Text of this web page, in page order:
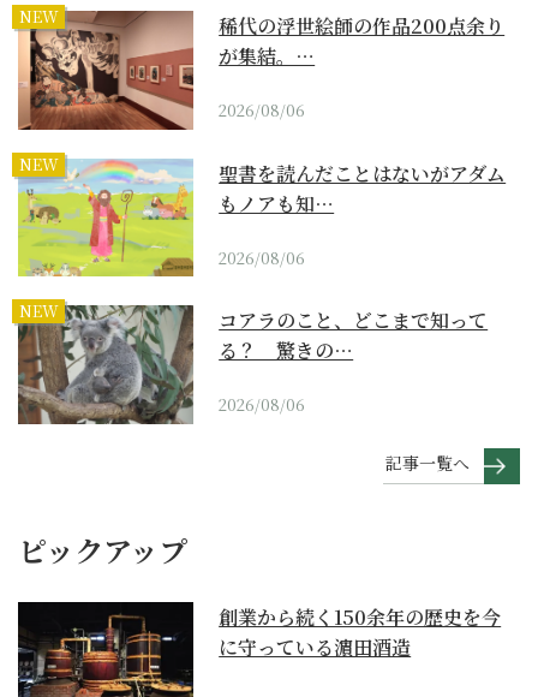
NEW
稀代の浮世絵師の作品200点余り
が集結。…
2026/08/06
NEW
聖書を読んだことはないがアダム
もノアも知…
2026/08/06
NEW
コアラのこと、どこまで知って
る？ 驚きの…
2026/08/06
記事一覧へ
ピックアップ
創業から続く150余年の歴史を今
に守っている濵田酒造